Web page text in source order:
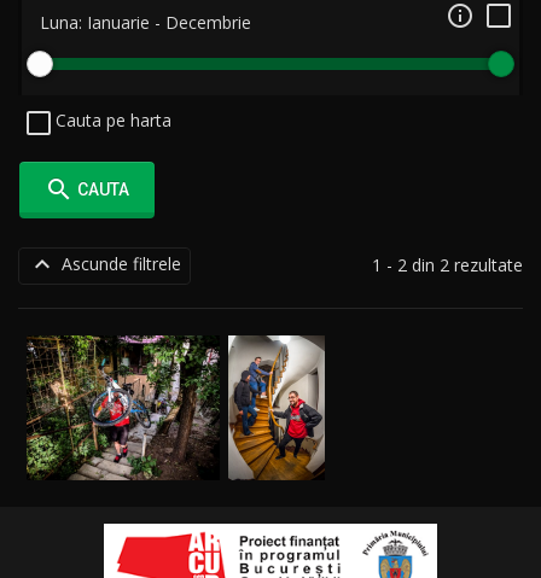
Luna: Ianuarie - Decembrie 
Cauta pe harta
 CAUTA
 Ascunde filtrele 1 - 2 din 2 rezultate